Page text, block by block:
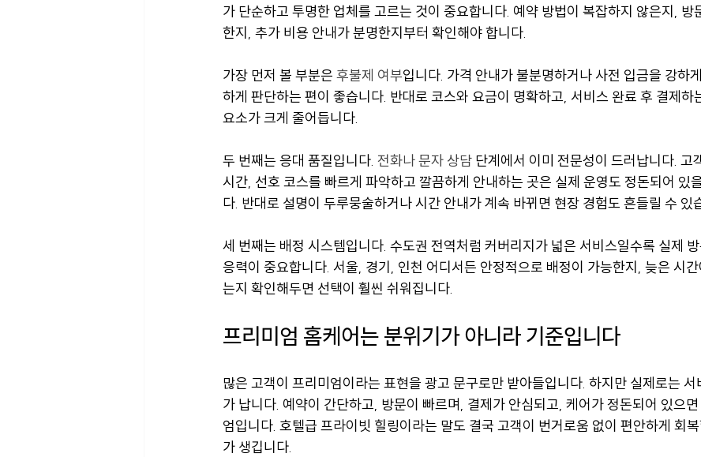
가 단순하고 투명한 업체를 고르는 것이 중요합니다. 예약 방법이 복잡하지 않은지, 방
한지, 추가 비용 안내가 분명한지부터 확인해야 합니다.
가장 먼저 볼 부분은 후불제 여부입니다. 가격 안내가 불분명하거나 사전 입금을 강하
하게 판단하는 편이 좋습니다. 반대로 코스와 요금이 명확하고, 서비스 완료 후 결제하
요소가 크게 줄어듭니다.
두 번째는 응대 품질입니다. 전화나 문자 상담 단계에서 이미 전문성이 드러납니다. 고
시간, 선호 코스를 빠르게 파악하고 깔끔하게 안내하는 곳은 실제 운영도 정돈되어 있
다. 반대로 설명이 두루뭉술하거나 시간 안내가 계속 바뀌면 현장 경험도 흔들릴 수 있
세 번째는 배정 시스템입니다. 수도권 전역처럼 커버리지가 넓은 서비스일수록 실제
응력이 중요합니다. 서울, 경기, 인천 어디서든 안정적으로 배정이 가능한지, 늦은 시
는지 확인해두면 선택이 훨씬 쉬워집니다.
프리미엄 홈케어는 분위기가 아니라 기준입니다
많은 고객이 프리미엄이라는 표현을 광고 문구로만 받아들입니다. 하지만 실제로는 서
가 납니다. 예약이 간단하고, 방문이 빠르며, 결제가 안심되고, 케어가 정돈되어 있으
엄입니다. 호텔급 프라이빗 힐링이라는 말도 결국 고객이 번거로움 없이 편안하게 회
가 생깁니다.